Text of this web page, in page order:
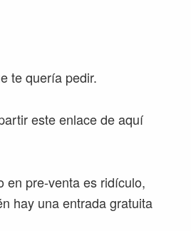
te quería pedir.
este enlace de aquí
en pre-venta es ridículo,
hay una entrada gratuita